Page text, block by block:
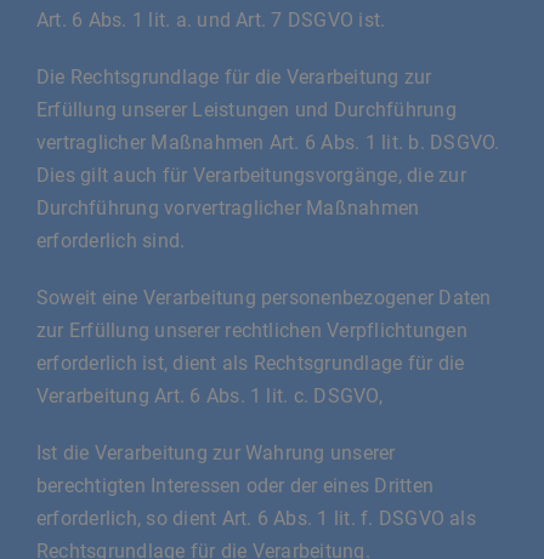
Art. 6 Abs. 1 lit. a. und Art. 7 DSGVO ist.
Die Rechtsgrundlage für die Verarbeitung zur
Erfüllung unserer Leistungen und Durchführung
vertraglicher Maßnahmen Art. 6 Abs. 1 lit. b. DSGVO.
Dies gilt auch für Verarbeitungsvorgänge, die zur
Durchführung vorvertraglicher Maßnahmen
erforderlich sind.
Soweit eine Verarbeitung personenbezogener Daten
zur Erfüllung unserer rechtlichen Verpflichtungen
erforderlich ist, dient als Rechtsgrundlage für die
Verarbeitung Art. 6 Abs. 1 lit. c. DSGVO,
Ist die Verarbeitung zur Wahrung unserer
berechtigten Interessen oder der eines Dritten
erforderlich, so dient Art. 6 Abs. 1 lit. f. DSGVO als
Rechtsgrundlage für die Verarbeitung.